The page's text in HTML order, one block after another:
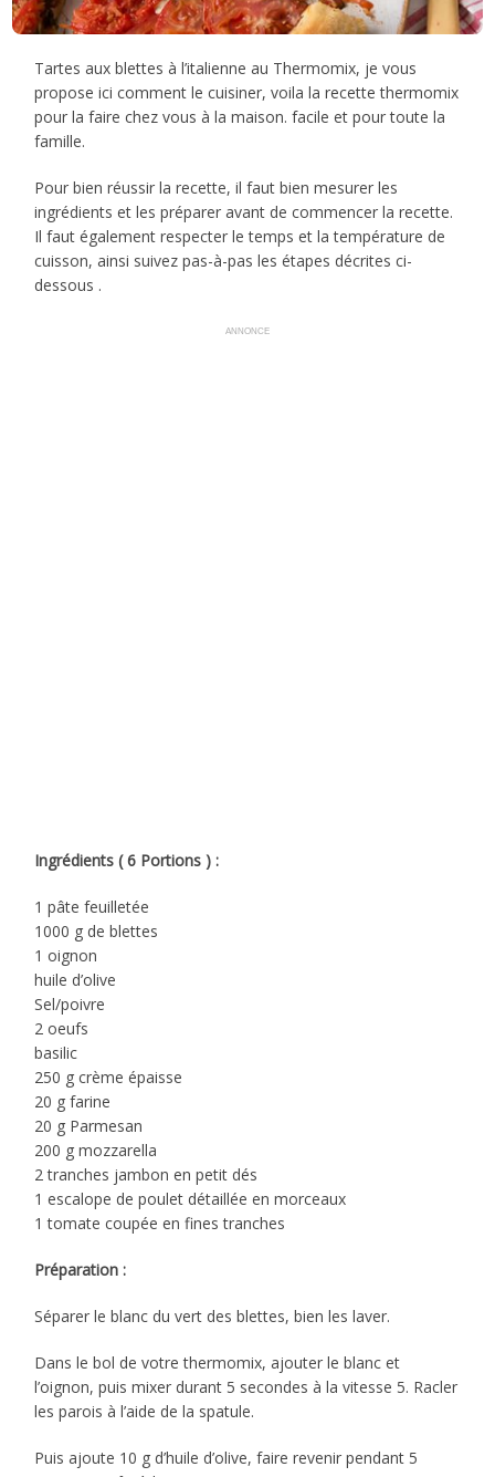
Tartes aux blettes à l’italienne au Thermomix, je vous
propose ici comment le cuisiner, voila la recette thermomix
pour la faire chez vous à la maison. facile et pour toute la
famille.
Pour bien réussir la recette, il faut bien mesurer les
ingrédients et les préparer avant de commencer la recette.
Il faut également respecter le temps et la température de
cuisson, ainsi suivez pas-à-pas les étapes décrites ci-
dessous .
ANNONCE
Ingrédients ( 6 Portions ) :
1 pâte feuilletée
1000 g de blettes
1 oignon
huile d’olive
Sel/poivre
2 oeufs
basilic
250 g crème épaisse
20 g farine
20 g Parmesan
200 g mozzarella
2 tranches jambon en petit dés
1 escalope de poulet détaillée en morceaux
1 tomate coupée en fines tranches
Préparation :
Séparer le blanc du vert des blettes, bien les laver.
Dans le bol de votre thermomix, ajouter le blanc et
l’oignon, puis mixer durant 5 secondes à la vitesse 5. Racler
les parois à l’aide de la spatule.
Puis ajoute 10 g d’huile d’olive, faire revenir pendant 5